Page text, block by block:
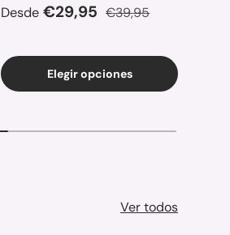
Precio de venta
Desde €29,95 Precio normal
€39,95
Elegir opciones
Ver todos